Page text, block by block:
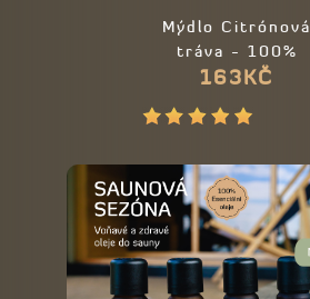
Mýdlo Citrónová
tráva - 100%
přírodní
163KČ